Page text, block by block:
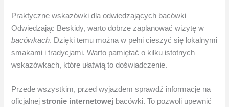
Praktyczne wskazówki dla odwiedzających bacówki
Odwiedzając Beskidy, warto dobrze zaplanować wizytę w
bacówkach. Dzięki temu można w pełni cieszyć się lokalnymi
smakami i tradycjami. Warto pamiętać o kilku istotnych
wskazówkach, które ułatwią to doświadczenie.
Przede wszystkim, przed wyjazdem sprawdź informacje na
oficjalnejstronie internetowej bacówki. To pozwoli upewnić